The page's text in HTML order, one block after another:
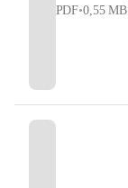
PDF•0,55 MB